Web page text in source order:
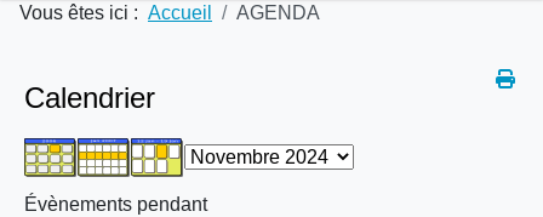
Vous êtes ici : Accueil AGENDA
Calendrier
Évènements pendant